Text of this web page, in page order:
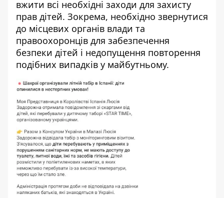
вжити всі необхідні заходи для захисту
прав дітей. Зокрема, необхідно звернутися
до місцевих органів влади та
правоохоронців для забезпечення
безпеки дітей і недопущення повторення
подібних випадків у майбутньому.